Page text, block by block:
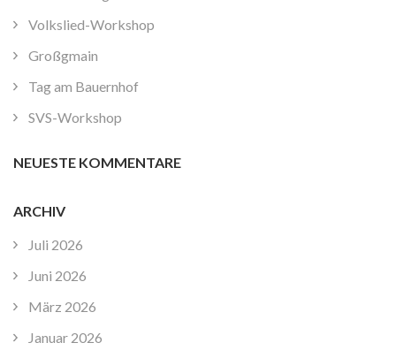
Volkslied-Workshop
Großgmain
Tag am Bauernhof
SVS-Workshop
NEUESTE KOMMENTARE
ARCHIV
Juli 2026
Juni 2026
März 2026
Januar 2026